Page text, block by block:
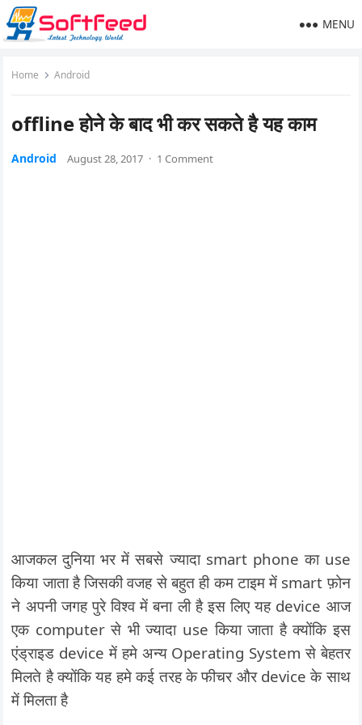
MENU
Home Android
offline होने के बाद भी कर सकते है यह काम
Android August 28, 2017 · 1 Comment
आजकल दुनिया भर में सबसे ज्यादा smart phone का use
किया जाता है जिसकी वजह से बहुत ही कम टाइम में smart फ़ोन
ने अपनी जगह पुरे विश्व में बना ली है इस लिए यह device आज
एक computer से भी ज्यादा use किया जाता है क्योंकि इस
एंड्राइड device में हमे अन्य Operating System से बेहतर
मिलते है क्योंकि यह हमे कई तरह के फीचर और device के साथ
में मिलता है